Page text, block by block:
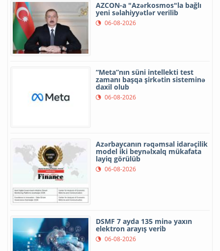
AZCON-a "Azərkosmos"la bağlı
yeni səlahiyyətlər verilib
06-08-2026
“Meta”nın süni intellekti test
zamanı başqa şirkətin sisteminə
daxil olub
06-08-2026
Azərbaycanın rəqəmsal idarəçilik
model iki beynəlxalq mükafata
layiq görülüb
06-08-2026
DSMF 7 ayda 135 minə yaxın
elektron arayış verib
06-08-2026